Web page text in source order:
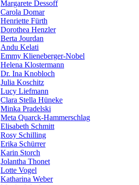
Margarete Dessoff
Carola Domar
Henriette Fürth
Dorothea Henzler
Berta Jourdan
Andu Kelati
Emmy Klieneberger-Nobel
Helena Klostermann
Dr. Ina Knobloch
Julia Koschitz
Lucy Liefmann
Clara Stella Hüneke
Minka Pradelski
Meta Quarck-Hammerschlag
Elisabeth Schmitt
Rosy Schilling
Erika Schürrer
Karin Storch
Jolantha Thonet
Lotte Vogel
Katharina Weber